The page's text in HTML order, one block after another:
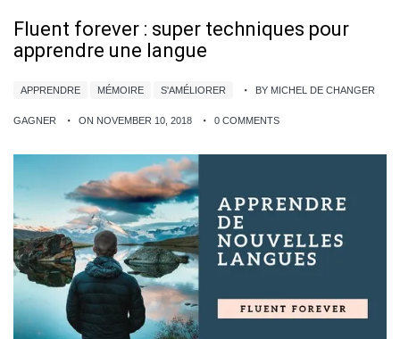
Fluent forever : super techniques pour
apprendre une langue
APPRENDRE MÉMOIRE S'AMÉLIORER BY MICHEL DE CHANGER
GAGNER ON NOVEMBER 10, 2018 0 COMMENTS